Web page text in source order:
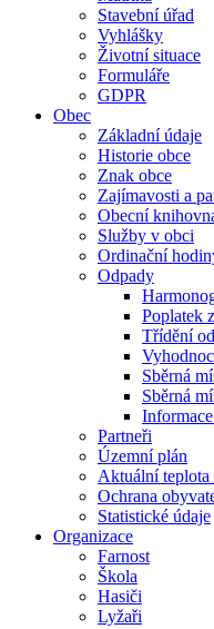
Stavební úřad
Vyhlášky
Životní situace
Formuláře
GDPR
Obec
Základní údaje
Historie obce
Znak obce
Zajímavosti a
Obecní
Služby v obci
Ordinační
Odpady
Poplatek
Třídění
Sběrná
Sběrná
Partneři
Územní plán
Aktuální teplota
Ochrana
Statistické údaje
Organizace
Farnost
Škola
Hasiči
Lyžaři